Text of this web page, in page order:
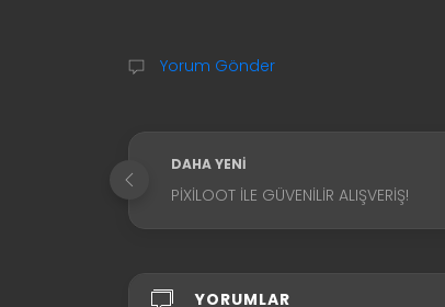
Yorum Gönder
DAHA YENI
PIXILOOT İLE GÜVENILIR ALIŞVERIŞ!
YORUMLAR